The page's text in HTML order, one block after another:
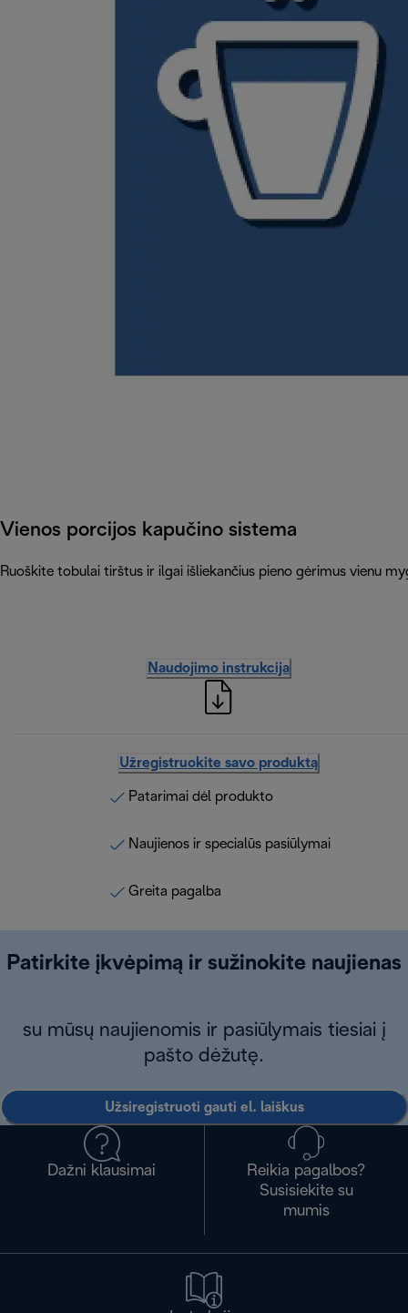
Vienos porcijos kapučino sistema
Ruoškite tobulai tirštus ir ilgai išliekančius pieno gėrimus vienu
Naudojimo instrukcija
Užregistruokite savo produktą
Patarimai dėl produkto
Naujienos ir specialūs pasiūlymai
Greita pagalba
Patirkite įkvėpimą ir sužinokite naujienas
su mūsų naujienomis ir pasiūlymais tiesiai į
pašto dėžutę.
Užsiregistruoti gauti el. laiškus
Dažni klausimai
Reikia pagalbos?
Susisiekite su
mumis